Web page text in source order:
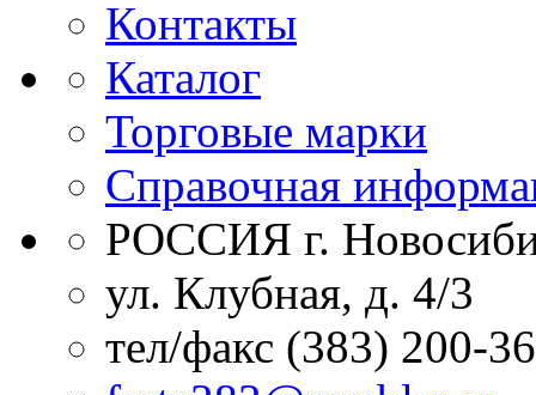
Контакты
Каталог
Торговые марки
Справочная
РОССИЯ г.
ул. Клубная, д. 4/3
тел/факс (383) 200-